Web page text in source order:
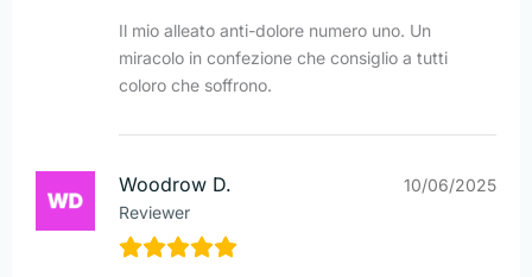
Il mio alleato anti-dolore numero uno. Un
miracolo in confezione che consiglio a tutti
coloro che soffrono.
Woodrow D.
Reviewer
10/06/2025